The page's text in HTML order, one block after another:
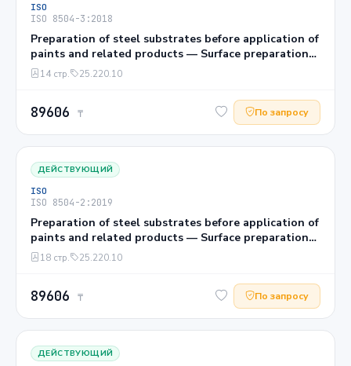
ISO
ISO 8504-3:2018
Preparation of steel substrates before application of
paints and related products — Surface preparation
methods — Part 3: Hand- and power-tool cleaning
14 стр. 25.220.10
89606 ₸ По запросу
ДЕЙСТВУЮЩИЙ
ISO
ISO 8504-2:2019
Preparation of steel substrates before application of
paints and related products — Surface preparation
methods — Part 2: Abrasive blast-cleaning
18 стр. 25.220.10
89606 ₸ По запросу
ДЕЙСТВУЮЩИЙ